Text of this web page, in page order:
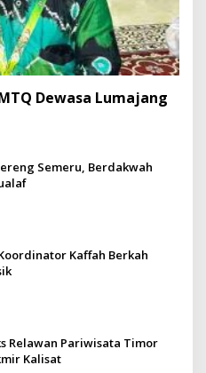
Dewasa Lumajang
Semeru, Berdakwah
Kaffah Berkah
Relawan Pariwisata Timor
Kalisat